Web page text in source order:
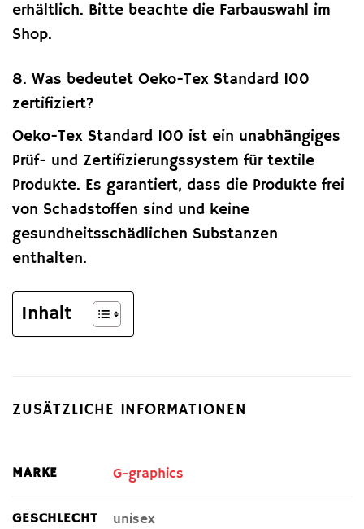
erhältlich. Bitte beachte die Farbauswahl im
Shop.
8. Was bedeutet Oeko-Tex Standard 100
zertifiziert?
Oeko-Tex Standard 100 ist ein unabhängiges
Prüf- und Zertifizierungssystem für textile
Produkte. Es garantiert, dass die Produkte frei
von Schadstoffen sind und keine
gesundheitsschädlichen Substanzen
enthalten.
Inhalt
ZUSÄTZLICHE INFORMATIONEN
MARKE G-graphics
GESCHLECHT unisex